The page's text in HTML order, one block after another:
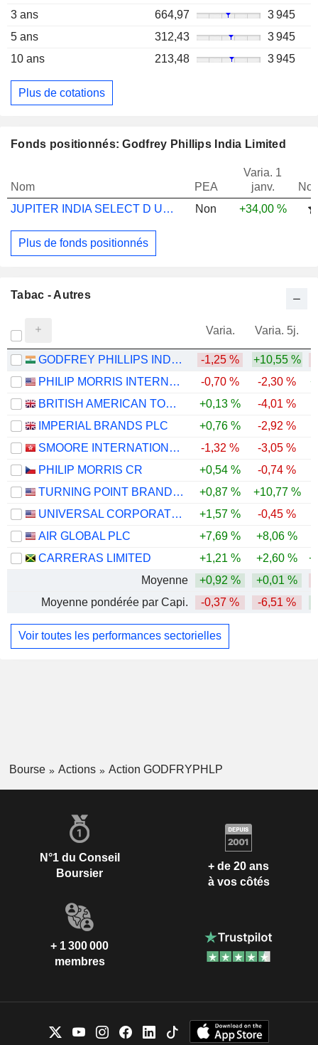
3 ans
664,97
3 945
5 ans
312,43
3 945
10 ans
213,48 3 945
Plus de cotations
Fonds positionnés: Godfrey Phillips India Limited
Nom PEA
Varia. 1
janv.
JUPITER INDIA SELECT D USD ACC
Non +34,00 %
Plus de fonds positionnés
Tabac - Autres
Varia. Varia. 5j.
GODFREY PHILLIPS INDIA LIMITED -1,25 % +10,55 %
PHILIP MORRIS INTERNATIONAL, INC.
-0,70 % -2,30 %
BRITISH AMERICAN TOBACCO P.L.C.
+0,13 % -4,01 %
IMPERIAL BRANDS PLC
+0,76 % -2,92 %
SMOORE INTERNATIONAL HOLDINGS LIMITED
-1,32 % -3,05 %
PHILIP MORRIS CR
+0,54 % -0,74 %
TURNING POINT BRANDS, INC.
+0,87 % +10,77 %
UNIVERSAL CORPORATION
+1,57 % -0,45 %
AIR GLOBAL PLC
+7,69 % +8,06 %
CARRERAS LIMITED
+1,21 % +2,60 %
Moyenne
+0,92 % +0,01 %
Moyenne pondérée par Capi.
-0,37 % -6,51 %
Voir toutes les performances sectorielles
Bourse Actions Action GODFRYPHLP
N°1 du Conseil
Boursier
+ de 20 ans
à vos côtés
+ 1 300 000
membres